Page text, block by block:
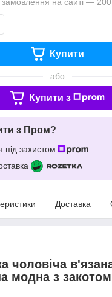
Купити
або
Купити з
з Пром?
захистом
Доставка
чоловіча
модна з закотом